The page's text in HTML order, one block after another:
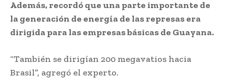
Además, recordó que una parte importante de
la generación de energía de las represas era
dirigida para las empresas básicas de Guayana.
“También se dirigían 200 megavatios hacia
Brasil”, agregó el experto.